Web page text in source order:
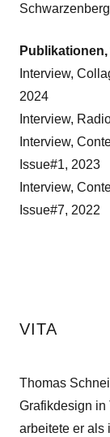
Interview,
2024
Interview,
Interview,
Issue#1, 2023
Interview,
Issue#7, 2022
VITA
Thomas
Grafikdesign in
arbeitete er als